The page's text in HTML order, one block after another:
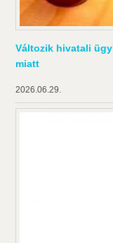
Változik hivatali
miatt
2026.06.29.